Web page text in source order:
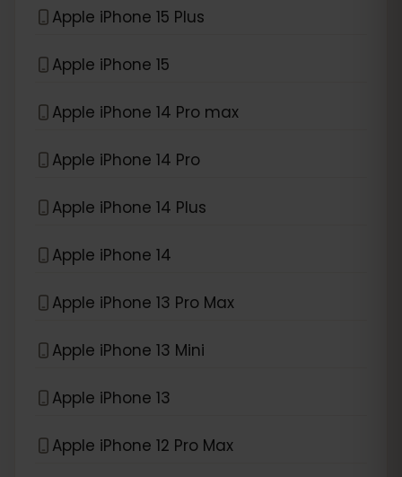
Apple iPhone 15 Plus
Apple iPhone 15
Apple iPhone 14 Pro max
Apple iPhone 14 Pro
Apple iPhone 14 Plus
Apple iPhone 14
Apple iPhone 13 Pro Max
Apple iPhone 13 Mini
Apple iPhone 13
Apple iPhone 12 Pro Max